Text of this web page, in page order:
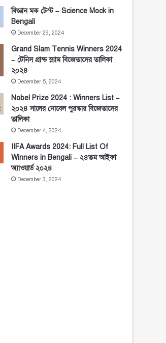
বিজ্ঞান মক টেস্ট – Science Mock in
Bengali
December 29, 2024
Grand Slam Tennis Winners 2024
– টেনিস গ্রান্ড স্ল্যাম বিজেতাদের তালিকা
২০২৪
December 5, 2024
Nobel Prize 2024 : Winners List –
২০২৪ সালের নোবেল পুরস্কার বিজেতাদের
তালিকা
December 4, 2024
IIFA Awards 2024: Full List Of
Winners in Bengali – ২৪তম আইফা
অ্যাওয়ার্ড ২০২৪
December 3, 2024